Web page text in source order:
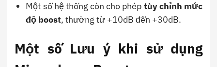
Một số hệ thống còn cho phép tùy chỉnh mức
độ boost, thường từ +10dB đến +30dB.
Một số Lưu ý khi sử dụng